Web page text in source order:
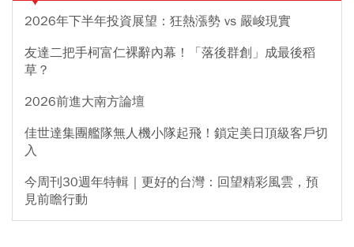
2026年下半年投資展望：狂熱漲勢 vs 嚴峻現實
友達二把手柯富仁裸辭內幕！「落後群創」成最後稻
草？
2026前進大南方論壇
佳世達集團艦隊無人機小隊起飛！鎖定美日頂級客戶切
入
今周刊30週年特輯｜更好的台灣：回望精彩風雲，預
見前瞻行動